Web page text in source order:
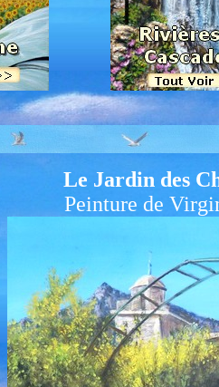
Le Jardin des
Peinture de